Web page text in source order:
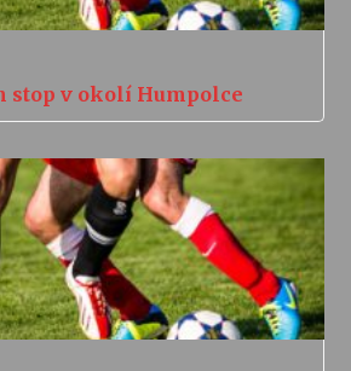
stop v okolí Humpolce